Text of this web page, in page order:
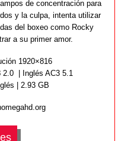
de concentración para
y la culpa, intenta utilizar
del boxeo como Rocky
a su primer amor.
1920×816
| Inglés AC3 5.1
| 2.93 GB